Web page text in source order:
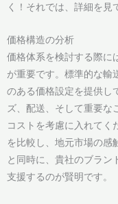
く！それでは、詳細を見
価格構造の分析
価格体系を検討する際に
が重要です。標準的な輸
のある価格設定を提供し
ズ、配送、そして重要な
コストを考慮に入れてく
を比較し、地元市場の感
と同時に、貴社のブラン
支援するのが賢明です。